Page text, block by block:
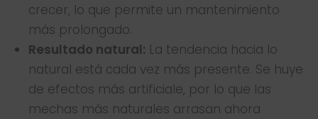
crecer, lo que permite un mantenimiento
más prolongado.
Resultado natural: La tendencia hacia lo
natural está cada vez más presente. Se huye
de efectos más artificiale, por lo que las
mechas más naturales arrasan ahora